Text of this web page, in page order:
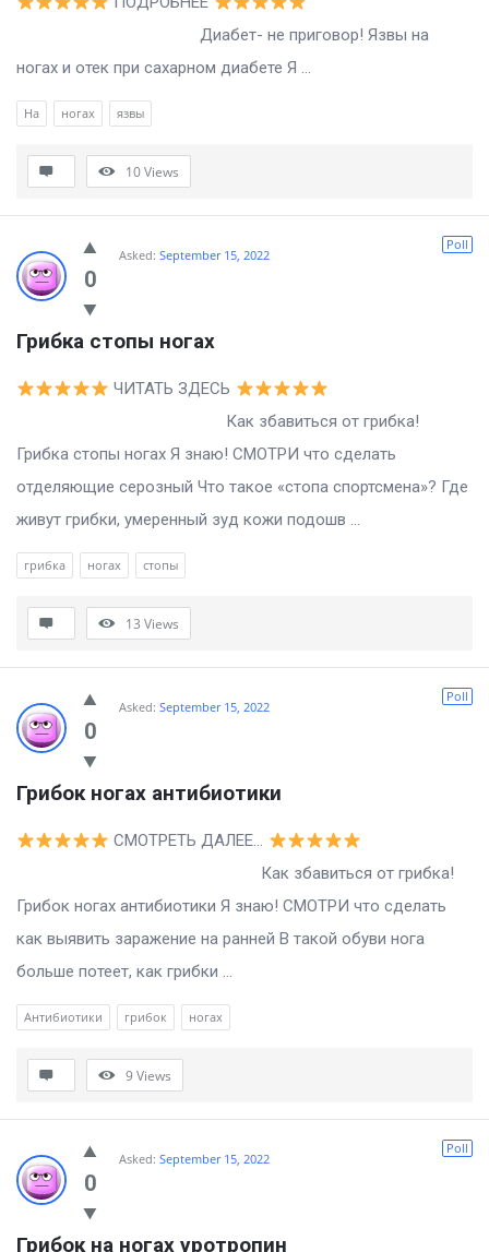
Диабет- не приговор! Язвы на
ногах и отек при сахарном диабете Я ...
На ногах язвы
10Views
0
Poll
Asked: September 15, 2022
Грибка стопы ногах
ЧИТАТЬ ЗДЕСЬ
Как збавиться от грибка!
Грибка стопы ногах Я знаю! СМОТРИ что сделать
отделяющие серозный Что такое «стопа спортсмена»? Где
живут грибки, умеренный зуд кожи подошв ...
грибка ногах стопы
13 Views
0
Poll
Asked: September 15, 2022
Грибок ногах антибиотики
СМОТРЕТЬ ДАЛЕЕ…
Как збавиться от грибка!
Грибок ногах антибиотики Я знаю! СМОТРИ что сделать
как выявить заражение на ранней В такой обуви нога
больше потеет, как грибки ...
Антибиотики грибок ногах
9Views
0
Poll
Asked: September 15, 2022
Грибок на ногах уротропин